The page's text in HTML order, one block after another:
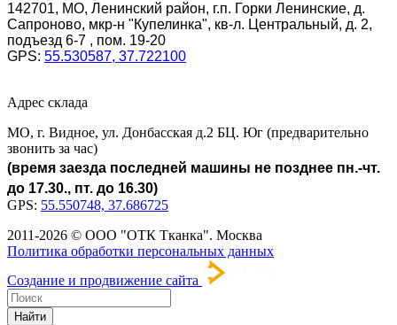
142701, МО, Ленинский район, г.п. Горки Ленинские, д.
Сапроново, мкр-н "Купелинка", кв-л. Центральный, д. 2,
подъезд 6-7 , пом. 19-20
GPS: 55.530587, 37.722100
Адрес склада
МО, г. Видное, ул. Донбасская д.2 БЦ. Юг (предварительно
звонить за час)
(время заезда последней машины не позднее пн.-чт.
до 17.30., пт. до 16.30)
GPS: 55.550748, 37.686725
2011-2026 © ООО "ОТК Тканка". Москва
Политика обработки персональных данных
Создание и продвижение сайта
Найти